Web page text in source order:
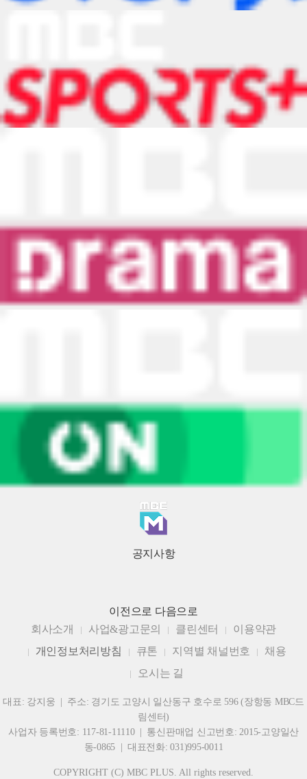
공지사항
이전으로 다음으로
회사소개
사업&광고문의 클린센터
이용약관
개인정보처리방침
큐톤 지역별 채널번호
채용
오시는 길
대표: 강지웅 | 주소: 경기도 고양시 일산동구 호수로 596 (장항동 MBC드
림센터)
사업자 등록번호: 117-81-11110 | 통신판매업 신고번호: 2015-고양일산
동-0865 | 대표전화: 031)995-0011
COPYRIGHT (C) MBC PLUS. All rights reserved.